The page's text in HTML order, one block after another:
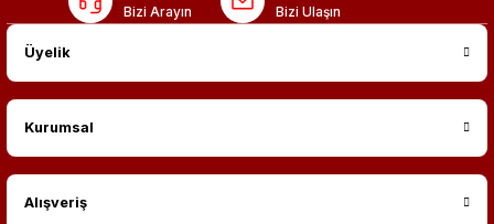
Bizi Arayın
Bizi Ulaşın
Üyelik
Kurumsal
Alışveriş